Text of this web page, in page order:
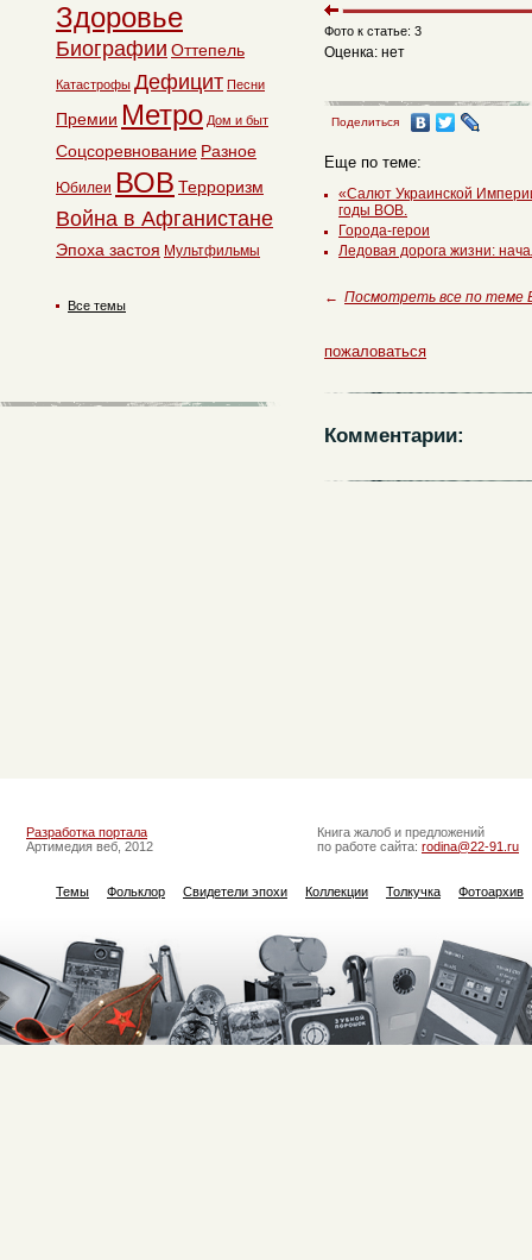
Фото к статье: 3
Оценка: нет
Поделиться
Еще по теме:
«Салют Украинской
годы ВОВ.
Города-герои
Ледовая дорога жизни:
← Посмотреть все по теме
пожаловаться
Комментарии:
Здоровье
Биографии Оттепель
Катастрофы Дефицит Песни
Премии Метро Дом и быт
Соцсоревнование Разное
Юбилеи ВОВ Терроризм
Война в Афганистане
Эпоха застоя Мультфильмы
Все темы
Разработка портала
Артимедия веб, 2012
Книга жалоб и предложений
по работе сайта: rodina@22-91.ru
Темы Фольклор Свидетели эпохи Коллекции Толкучка Фотоархив